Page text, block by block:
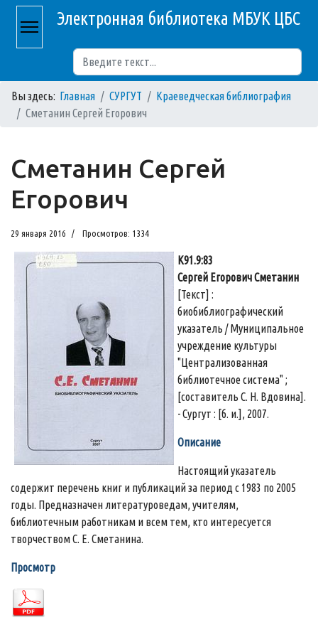
Электронная библиотека МБУК ЦБС
Вы здесь: Главная СУРГУТ
Краеведческая библиография
Сметанин Сергей Егорович
Сметанин Сергей
Егорович
29 января 2016 Просмотров: 1334
К91.9:83
Сергей Егорович Сметанин
[Текст] :
биобиблиографический
указатель / Муниципальное
учреждение культуры
"Централизованная
библиотечное система" ;
[составитель С. Н. Вдовина].
- Сургут : [б. и.], 2007.
Описание
Настоящий указатель
содержит перечень книг и публикаций за период с 1983 по 2005
годы. Предназначен литературоведам, учителям,
библиотечным работникам и всем тем, кто интересуется
творчеством С. Е. Сметанина.
Просмотр